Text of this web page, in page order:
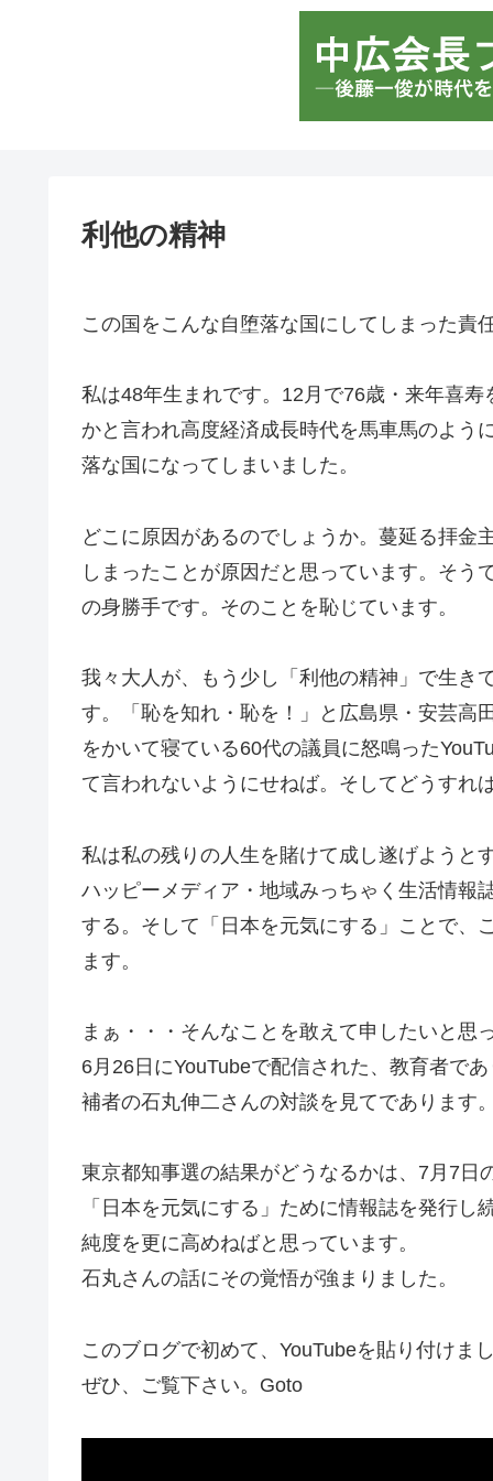
利他の精神
この国をこんな自堕落な国にしてしまった責
私は48年生まれです。12月で76歳・来年喜
かと言われ高度経済成長時代を馬車馬のよう
落な国になってしまいました。
どこに原因があるのでしょうか。蔓延る拝金
しまったことが原因だと思っています。そ
の身勝手です。そのことを恥じています。
我々大人が、もう少し「利他の精神」で生き
す。「恥を知れ・恥を！」と広島県・安芸高
をかいて寝ている60代の議員に怒鳴った
て言われないようにせねば。そしてどうすれ
私は私の残りの人生を賭けて成し遂げようと
ハッピーメディア・地域みっちゃく生活情報
する。そして「日本を元気にする」ことで、
ます。
まぁ・・・そんなことを敢えて申したいと思
6月26日にYouTubeで配信された、教育者で
補者の石丸伸二さんの対談を見てであります
東京都知事選の結果がどうなるかは、7月7
「日本を元気にする」ために情報誌を発行
純度を更に高めねばと思っています。
石丸さんの話にその覚悟が強まりました。
このブログで初めて、YouTubeを貼り付けま
ぜひ、ご覧下さい。Goto